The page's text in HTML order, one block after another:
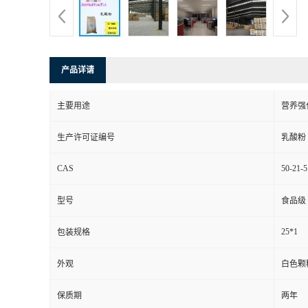
产品详请
主要用途 营养强
生产许可证编号 乳酸粉
CAS 50-21-5
型号 食品级
包装规格 25*1
外观 白色
保质期 两年